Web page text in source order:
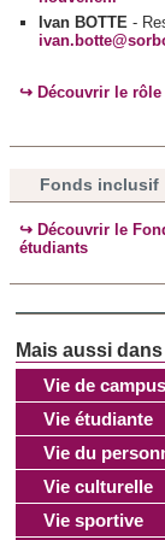
médias
partageons
notre site avec
d'autres
Vie de campus
Vie étudiante
Vie du
Vie culturelle
Vie sportive
Ivan BOTTE -
↪︎ Découvrir le
Fonds inclusif
↪︎ Découvrir le
étudiants